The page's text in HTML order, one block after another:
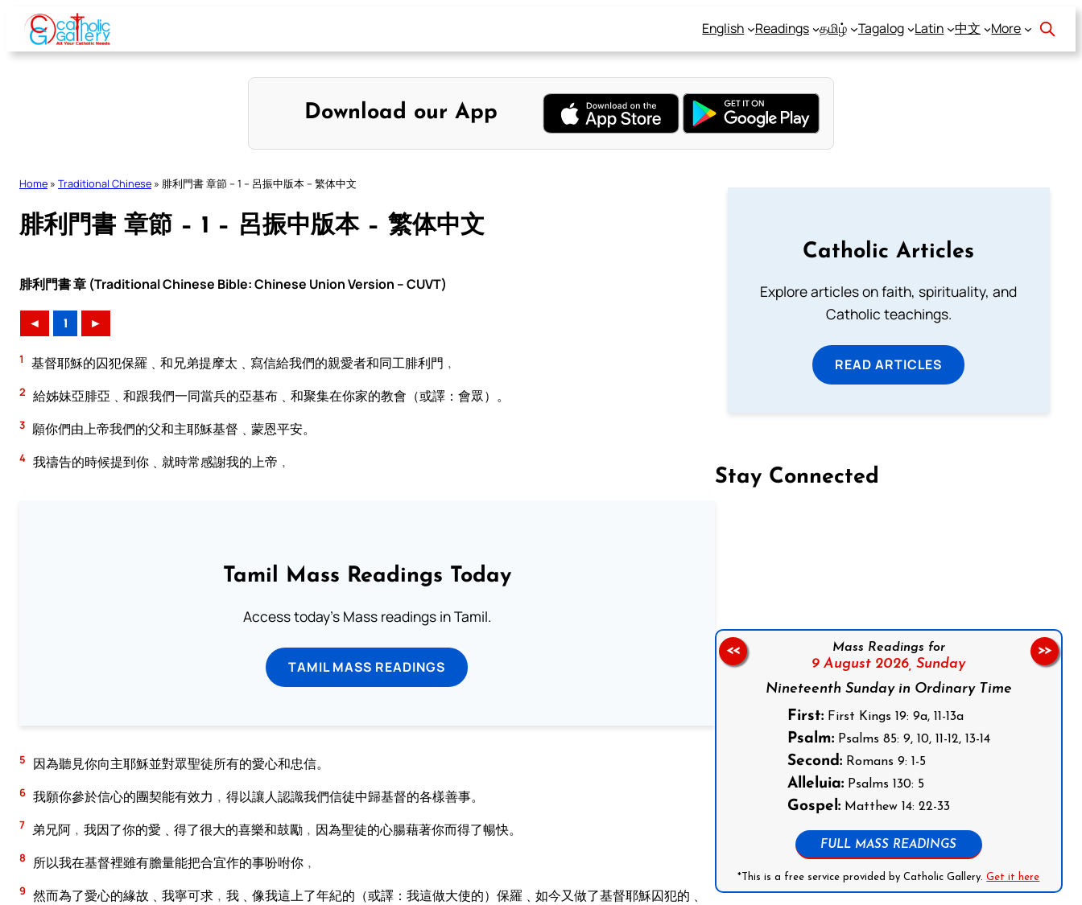
Skip
content
English Readings தமிழ் Tagalog Latin 中文 More
Download our App
Home » Traditional Chinese » 腓利門書 章節 – 1 – 呂振中版本 – 繁体中文
腓利門書 章節 – 1 – 呂振中版本 – 繁体中文
腓利門書 章 (Traditional Chinese Bible: Chinese Union Version – CUVT)
◄ 1 ►
1 基督耶穌的囚犯保羅﹑和兄弟提摩太﹑寫信給我們的親愛者和同工腓利門﹐
2 給姊妹亞腓亞﹑和跟我們一同當兵的亞基布﹑和聚集在你家的教會（或譯：會眾）。
3 願你們由上帝我們的父和主耶穌基督﹑蒙恩平安。
4 我禱告的時候提到你﹑就時常感謝我的上帝﹐
Tamil Mass Readings Today
Access today's Mass readings in Tamil.
TAMIL MASS READINGS
5 因為聽見你向主耶穌並對眾聖徒所有的愛心和忠信。
6 我願你參於信心的團契能有效力﹐得以讓人認識我們信徒中歸基督的各樣善事。
7 弟兄阿﹐我因了你的愛﹑得了很大的喜樂和鼓勵﹐因為聖徒的心腸藉著你而得了暢快。
8 所以我在基督裡雖有膽量能把合宜作的事吩咐你﹐
9 然而為了愛心的緣故﹑我寧可求﹐我﹑像我這上了年紀的（或譯：我這做大使的）保羅﹑如今又做了基督耶穌囚犯的﹑
Catholic Articles
Explore articles on faith, spirituality, and
Catholic teachings.
READ ARTICLES
Stay Connected
Mass Readings for
9 August 2026, Sunday
Nineteenth Sunday in Ordinary Time
First:First Kings 19: 9a, 11-13a
Psalm:Psalms 85: 9, 10, 11-12, 13-14
Second:Romans 9: 1-5
Alleluia:Psalms 130: 5
Gospel:Matthew 14: 22-33
FULL MASS READINGS
*This is a free service provided by Catholic Gallery.Get it here
<< >>